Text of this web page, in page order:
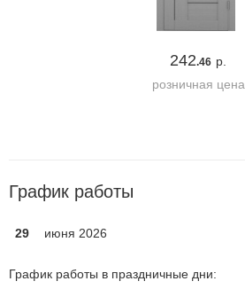
242.46 р.
розничная цена
График работы
29 июня 2026
График работы в праздничные дни: